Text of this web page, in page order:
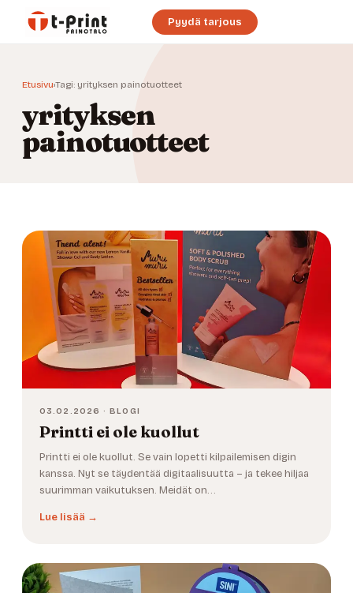
Pyydä tarjous
Etusivu›Tagi: yrityksen painotuotteet
yrityksen
painotuotteet
03.02.2026 · BLOGI
Printti ei ole kuollut
Printti ei ole kuollut. Se vain lopetti kilpailemisen digin
kanssa. Nyt se täydentää digitaalisuutta – ja tekee hiljaa
suurimman vaikutuksen. Meidät on…
Lue lisää →